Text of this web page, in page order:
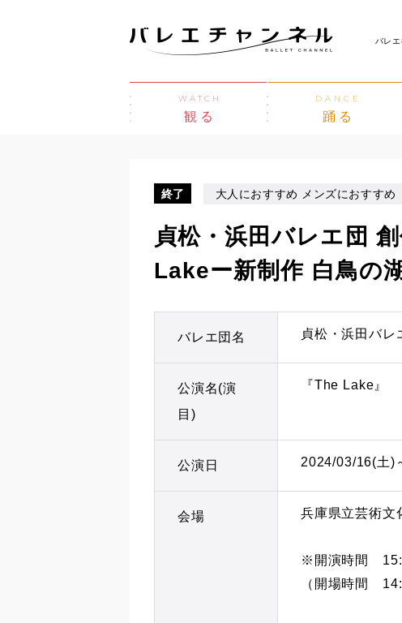
バレ
WATCH
観る
DANCE
踊る
終了 大人におすすめ メンズにおすすめ
貞松・浜田バレエ団
Lakeー新制作 白鳥の湖
バレエ団名 貞松・浜田バレ
公演名(演
目)
『The Lake』
公演日 2024/03/16(土)
会場 兵庫県立芸術
※開演時間
（開場時間